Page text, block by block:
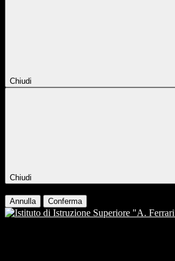
Chiudi
Chiudi
Annulla Conferma